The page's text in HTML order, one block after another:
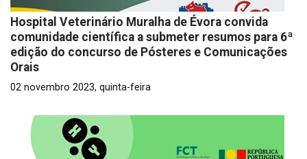
Hospital Veterinário Muralha de Évora convida
comunidade científica a submeter resumos para 6ª
edição do concurso de Pósteres e Comunicações
Orais
02 novembro 2023, quinta-feira